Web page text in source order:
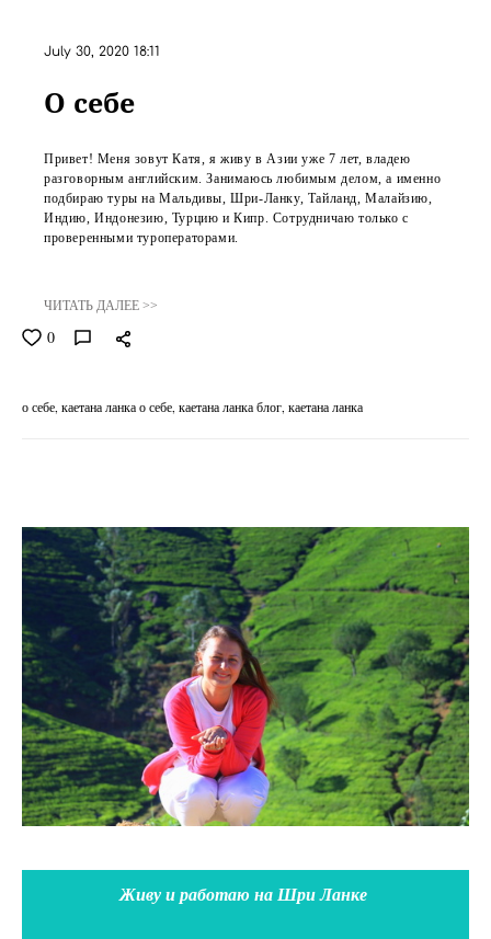
О себе
July 30, 2020 18:11
Привет! Меня зовут Катя, я живу в Азии уже 7 лет, владею
разговорным английским. Занимаюсь любимым делом, а именно
подбираю туры на Мальдивы, Шри-Ланку, Тайланд, Малайзию,
Индию, Индонезию, Турцию и Кипр. Сотрудничаю только с
проверенными туроператорами.
ЧИТАТЬ ДАЛЕЕ >>
0
о себе каетана ланка о себе каетана ланка блог каетана ланка
Живу и работаю на Шри Ланке